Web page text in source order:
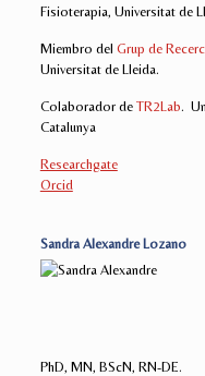
Fisioterapia, Universitat de
Miembro del Grup de
Universitat de Lleida.
Colaborador de TR2Lab.
Catalunya
Researchgate
Orcid
Sandra Alexandre Lozano
PhD, MN, BScN, RN-DE.